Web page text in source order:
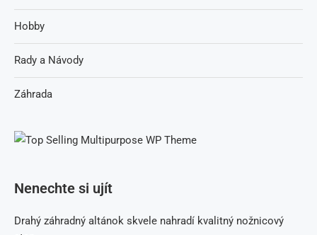
Nenechte si ujít
Drahý záhradný altánok skvele nahradí kvalitný nožnicový
Hobby
Rady a Návody
Záhrada